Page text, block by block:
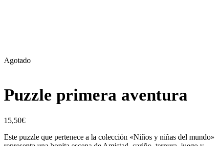
Agotado
Puzzle primera aventura
15,50€
Este puzzle que pertenece a la colección «Niños y niñas del mundo»